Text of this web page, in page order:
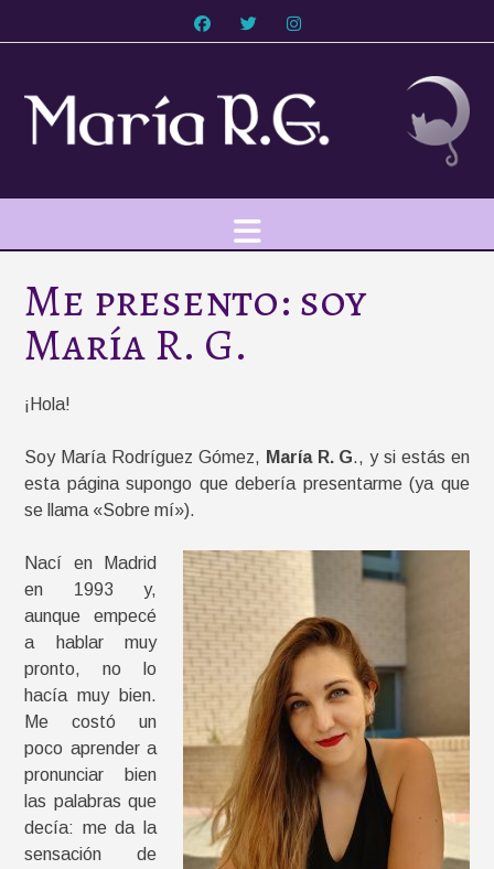
al
Me presento: soy
María R. G.
¡Hola!
Soy María Rodríguez Gómez, María R. G., y si estás en
esta página supongo que debería presentarme (ya que
se llama «Sobre mí»).
Nací en Madrid
en 1993 y,
aunque empecé
a hablar muy
pronto, no lo
hacía muy bien.
Me costó un
poco aprender a
pronunciar bien
las palabras que
decía: me da la
sensación de